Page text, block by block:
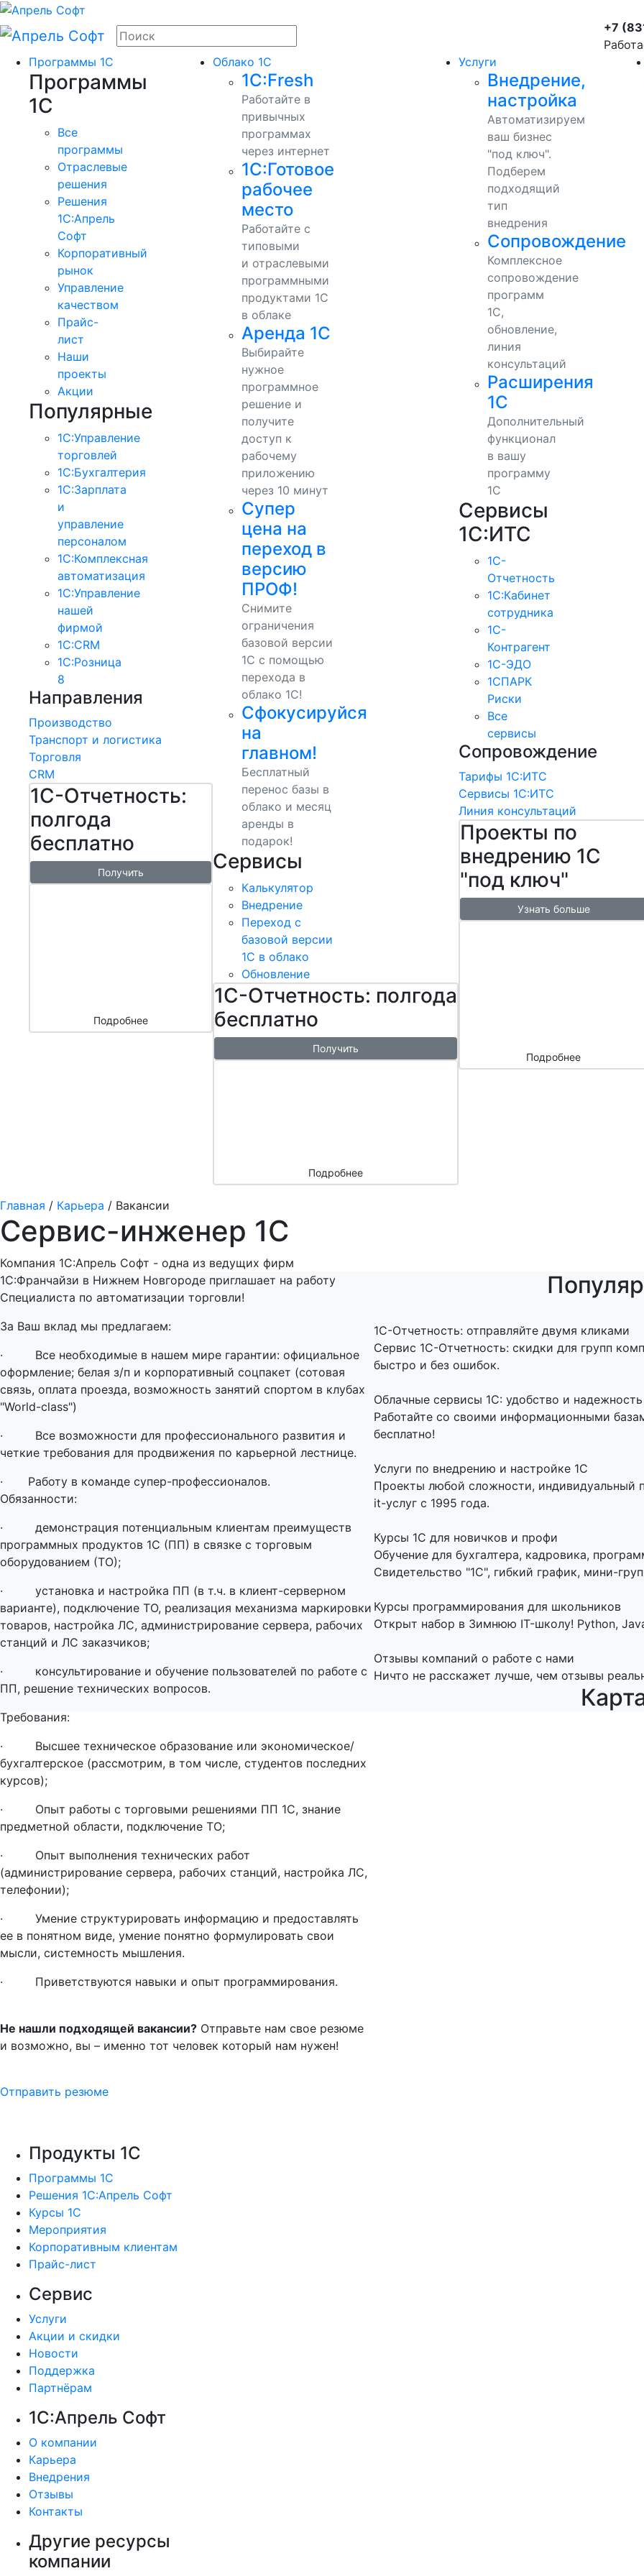
+7
Программы 1С
Программы
1С
Все
программы
Отраслевые
решения
Решения
1C:Апрель
Софт
Корпоративный
рынок
Управление
качеством
Прайс-
лист
Наши
проекты
Акции
Популярные
1С:Управление
торговлей
1С:Бухгалтерия
1С:Зарплата
и
управление
персоналом
1С:Комплексная
автоматизация
1С:Управление
нашей
фирмой
1С:CRM
1С:Розница
8
Направления
Производство
Транспорт и логистика
Торговля
CRM
1С-Отчетность:
полгода
бесплатно
Получить
Подробнее
Облако 1С
1С:Fresh
Работайте в
привычных
программах
через интернет
1С:Готовое
рабочее
место
Работайте с
типовыми
и отраслевыми
программными
продуктами 1С
в облаке
Аренда 1С
Выбирайте
нужное
программное
решение и
получите
доступ к
рабочему
приложению
через 10 минут
Супер
цена на
переход в
версию
ПРОФ!
Снимите
ограничения
базовой версии
1С с помощью
перехода в
облако 1С!
Сфокусируйся
на
главном!
Бесплатный
перенос базы в
облако и месяц
аренды в
подарок!
Сервисы
Калькулятор
Внедрение
Переход с
базовой версии
1С в облако
Обновление
1С-Отчетность: полгода
бесплатно
Получить
Подробнее
Услуги
Внедрение,
настройка
Автоматизируем
ваш бизнес
"под ключ".
Подберем
подходящий
тип
внедрения
Сопровождение
Комплексное
сопровождение
программ
1С,
обновление,
линия
консультаций
Расширения
1С
Дополнительный
функционал
в вашу
программу
1С
Сервисы
1С:ИТС
1С-
Отчетность
1С:Кабинет
сотрудника
1С-
Контрагент
1С-ЭДО
1СПАРК
Риски
Все
сервисы
Сопровождение
Тарифы 1С:ИТС
Сервисы 1С:ИТС
Линия консультаций
Проекты по
внедрению 1С
"под ключ"
Узнать больше
Подробнее
Главная / Карьера / Вакансии
Сервис-инженер 1С
Компания 1С:Апрель Софт - одна из ведущих фирм
1С:Франчайзи в Нижнем Новгороде приглашает на работу
Специалиста по автоматизации торговли!
За Ваш вклад мы предлагаем:
· Все необходимые в нашем мире гарантии: официальное
оформление; белая з/п и корпоративный соцпакет (сотовая
связь, оплата проезда, возможность занятий спортом в клубах
"World-class")
· Все возможности для профессионального развития и
четкие требования для продвижения по карьерной лестнице.
· Работу в команде супер-профессионалов.
Обязанности:
· демонстрация потенциальным клиентам преимуществ
программных продуктов 1С (ПП) в связке с торговым
оборудованием (ТО);
· установка и настройка ПП (в т.ч. в клиент-серверном
варианте), подключение ТО, реализация механизма маркировки
товаров, настройка ЛС, администрирование сервера, рабочих
станций и ЛС заказчиков;
· консультирование и обучение пользователей по работе с
ПП, решение технических вопросов.
Требования:
· Высшее техническое образование или экономическое/
бухгалтерское (рассмотрим, в том числе, студентов последних
курсов);
· Опыт работы с торговыми решениями ПП 1С, знание
предметной области, подключение ТО;
· Опыт выполнения технических работ
(администрирование сервера, рабочих станций, настройка ЛС,
телефонии);
· Умение структурировать информацию и предоставлять
ее в понятном виде, умение понятно формулировать свои
мысли, системность мышления.
· Приветствуются навыки и опыт программирования.
Не нашли подходящей вакансии? Отправьте нам свое резюме
и возможно, вы – именно тот человек который нам нужен!
Отправить резюме
1C-Отчетность: отправляйте двумя кликами
Сервис 1С-Отчетность: скидки для групп
быстро и без ошибок.
Облачные сервисы 1С: удобство и надежность
Работайте со своими информационными
бесплатно!
Услуги по внедрению и настройке 1С
Проекты любой сложности, индивидуальный
it-услуг с 1995 года.
Курсы 1С для новичков и профи
Обучение для бухгалтера, кадровика,
Свидетельство "1С", гибкий график, мини-
Курсы программирования для школьников
Открыт набор в Зимнюю IT-школу! Python,
Отзывы компаний о работе с нами
Ничто не расскажет лучше, чем отзывы
Продукты 1С
Программы 1С
Решения 1С:Апрель Софт
Курсы 1С
Мероприятия
Корпоративным клиентам
Прайс-лист
Сервис
Услуги
Акции и скидки
Новости
Поддержка
Партнёрам
1С:Апрель Софт
О компании
Карьера
Внедрения
Отзывы
Контакты
Другие ресурсы
компании